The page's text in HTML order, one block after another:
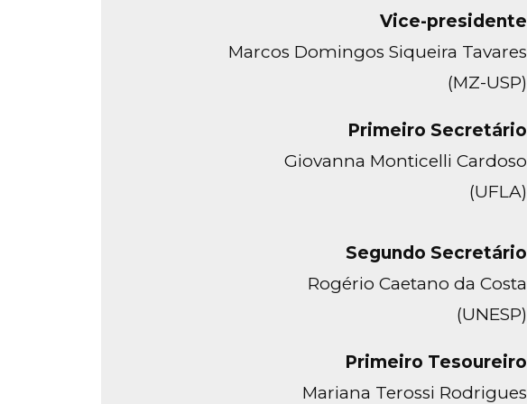
Vice-presidente
Marcos Domingos Siqueira Tavares
(MZ-USP)
Primeiro Secretário
Giovanna Monticelli Cardoso
(UFLA)
Segundo Secretário
Rogério Caetano da Costa
(UNESP)
Primeiro Tesoureiro
Mariana Terossi Rodrigues